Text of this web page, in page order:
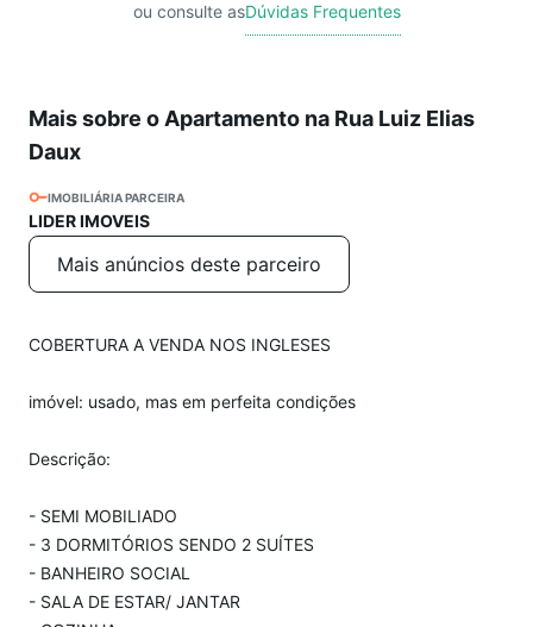
ou consulte asDúvidas Frequentes
Mais sobre o Apartamento na Rua Luiz Elias
Daux
IMOBILIÁRIA PARCEIRA
LIDER IMOVEIS
Mais anúncios deste parceiro
COBERTURA A VENDA NOS INGLESES
imóvel: usado, mas em perfeita condições
Descrição:
- SEMI MOBILIADO
- 3 DORMITÓRIOS SENDO 2 SUÍTES
- BANHEIRO SOCIAL
- SALA DE ESTAR/ JANTAR